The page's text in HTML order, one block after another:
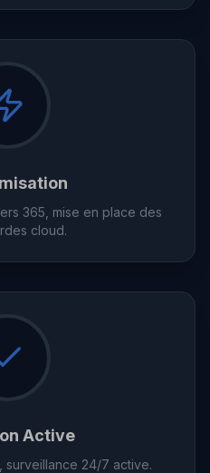
365, mise en place des
cloud.
Active
surveillance 24/7 active.